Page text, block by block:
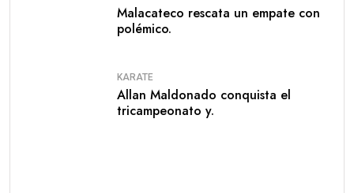
Malacateco rescata un empate con
polémico.
KARATE
Allan Maldonado conquista el
tricampeonato y.